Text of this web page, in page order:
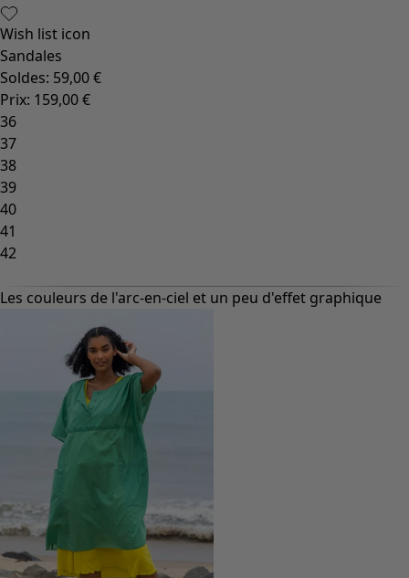
Wish list icon
Sandales
Soldes: 59,00 €
Prix: 159,00 €
36
37
38
39
40
41
42
Les couleurs de l'arc-en-ciel et un peu d'effet graphique